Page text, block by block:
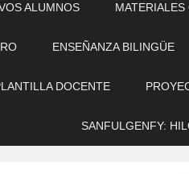
ALUMNOS
ENSEÑANZA BILINGÜE
DOCENTE
SANFULGENFY: